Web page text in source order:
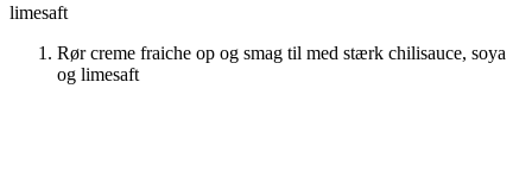
limesaft
Rør creme fraiche op og smag til med stærk chilisauce, soya
og limesaft